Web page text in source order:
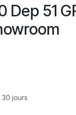
Dep 51
jours